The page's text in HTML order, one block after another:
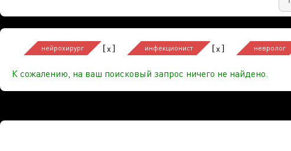
нейрохирург [x] инфекционист [x] невролог
К сожалению, на ваш поисковый запрос ничего не найдено.